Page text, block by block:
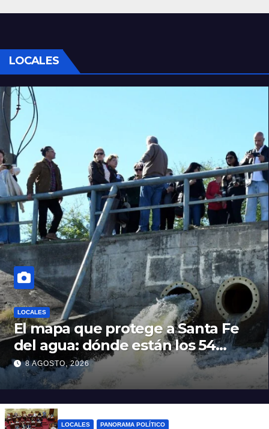
LOCALES
LOCALES
El mapa que protege a Santa Fe
del agua: dónde están los 54
puntos de bombeo
8 AGOSTO, 2026
LOCALES PANORAMA POLÍTICO